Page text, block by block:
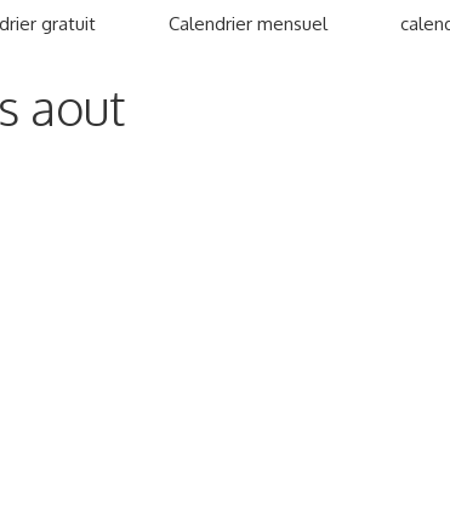
gratuit Calendrier mensuel
aout